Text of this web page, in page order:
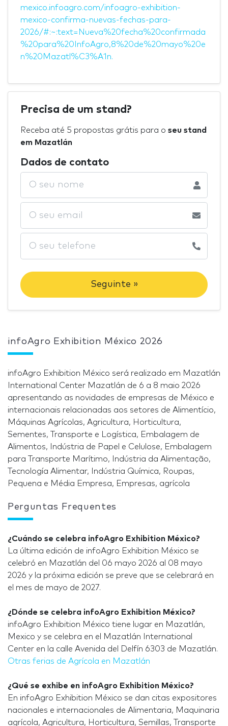
mexico.infoagro.com/infoagro-exhibition-
mexico-confirma-nuevas-fechas-para-
2026/#:~:text=Nueva%20fecha%20confirmada
%20para%20InfoAgro,8%20de%20mayo%20e
n%20Mazatl%C3%A1n.
Precisa de um stand?
Receba até 5 propostas grátis para o seu stand
em Mazatlán
Dados de contato
Seguinte »
infoAgro Exhibition México 2026
infoAgro Exhibition México será realizado em Mazatlán
International Center Mazatlán de 6 a 8 maio 2026
apresentando as novidades de empresas de México e
internacionais relacionadas aos setores de Alimentício,
Máquinas Agrícolas, Agricultura, Horticultura,
Sementes, Transporte e Logística, Embalagem de
Alimentos, Indústria de Papel e Celulose, Embalagem
para Transporte Marítimo, Indústria da Alimentação,
Tecnología Alimentar, Indústria Química, Roupas,
Pequena e Média Empresa, Empresas, agrícola
Perguntas Frequentes
¿Cuándo se celebra infoAgro Exhibition México?
La última edición de infoAgro Exhibition México se
celebró en Mazatlán del 06 mayo 2026 al 08 mayo
2026 y la próxima edición se preve que se celebrará en
el mes de mayo de 2027.
¿Dónde se celebra infoAgro Exhibition México?
infoAgro Exhibition México tiene lugar en Mazatlán,
Mexico y se celebra en el Mazatlán International
Center en la calle Avenida del Delfín 6303 de Mazatlán.
Otras ferias de Agrícola en Mazatlán
¿Qué se exhibe en infoAgro Exhibition México?
En infoAgro Exhibition México se dan citas expositores
nacionales e internacionales de Alimentaria, Maquinaria
agrícola, Agricultura, Horticultura, Semillas, Transporte